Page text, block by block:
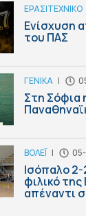
ΕΡΑΣΙΤΕΧΝΙΚΟ
Ενίσχυση
του ΠΑΣ
ΓΕΝΙΚΑ |
Στη Σόφια
ΒΟΛΕΪ |
Ισόπαλο
φιλικό της
απέναντι